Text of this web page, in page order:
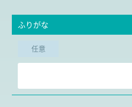
ふりがな
任意